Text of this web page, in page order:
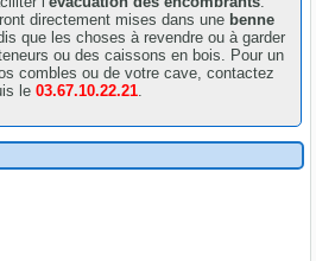
directement mises dans une benne
que les choses à revendre ou à garder
ou des caissons en bois. Pour un
combles ou de votre cave, contactez
le03.67.10.22.21